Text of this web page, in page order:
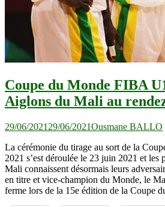
Coupe du Monde FIBA
Aiglons du Mali au
29/06/2021 29/06/2021Ousmane BALLO
La cérémonie du tirage au sort de la
2021 s’est déroulée le 23 juin 2021 et les
Mali connaissent désormais leurs
en titre et vice-champion du Monde, le
ferme lors de la 15e édition de la Coupe